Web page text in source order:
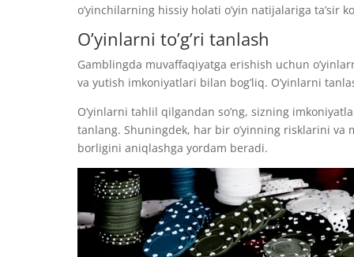
o’yinchilarning hissiy holati o’yin natijalariga ta’sir
O’yinlarni to’g’ri tanlash
Gamblingda muvaffaqiyatga erishish uchun
va yutish imkoniyatlari bilan bog’liq. O’yinlarni
O’yinlarni tahlil qilgandan so’ng, sizning
tanlang. Shuningdek, har bir o’yinning risklarini va
borligini aniqlashga yordam beradi.